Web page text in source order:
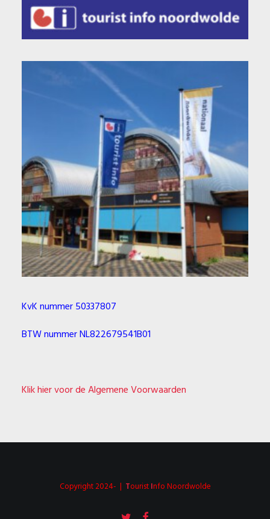
KvK nummer 50337807
BTW nummer NL822679541B01
Klik hier voor de Algemene Voorwaarden
Copyright 2024- | TouristInfo Noordwolde